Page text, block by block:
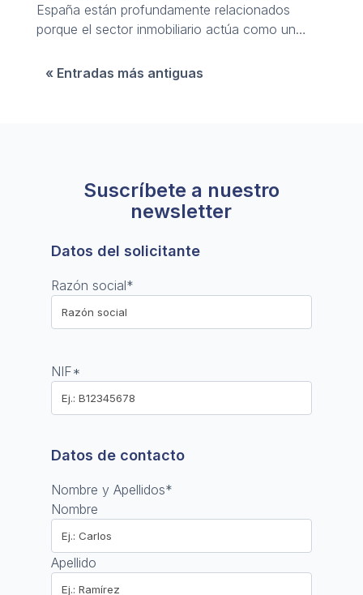
España están profundamente relacionados
porque el sector inmobiliario actúa como un
el ciclo económico actual.
« Entradas más antiguas
Suscríbete a nuestro
newsletter
Datos del solicitante
Razón social*
NIF*
Datos de contacto
Nombre y Apellidos*
Nombre
Apellido